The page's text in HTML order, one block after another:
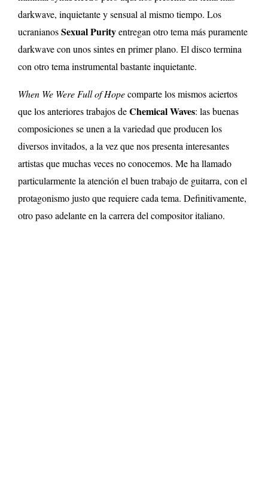
darkwave, inquietante y sensual al mismo tiempo. Los
ucranianosSexual Purityentregan otro tema más puramente
darkwave con unos sintes en primer plano. El disco termina
con otro tema instrumental bastante inquietante.
When We Were Full of Hopecomparte los mismos aciertos
que los anteriores trabajos deChemical Waves: las buenas
composiciones se unen a la variedad que producen los
diversos invitados, a la vez que nos presenta interesantes
artistas que muchas veces no conocemos. Me ha llamado
particularmente la atención el buen trabajo de guitarra, con el
protagonismo justo que requiere cada tema. Definitivamente,
otro paso adelante en la carrera del compositor italiano.